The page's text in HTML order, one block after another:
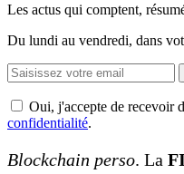
Les actus qui comptent,
Du lundi au vendredi, dans
Oui, j'accepte de recevoir
confidentialité.
Blockchain perso. La